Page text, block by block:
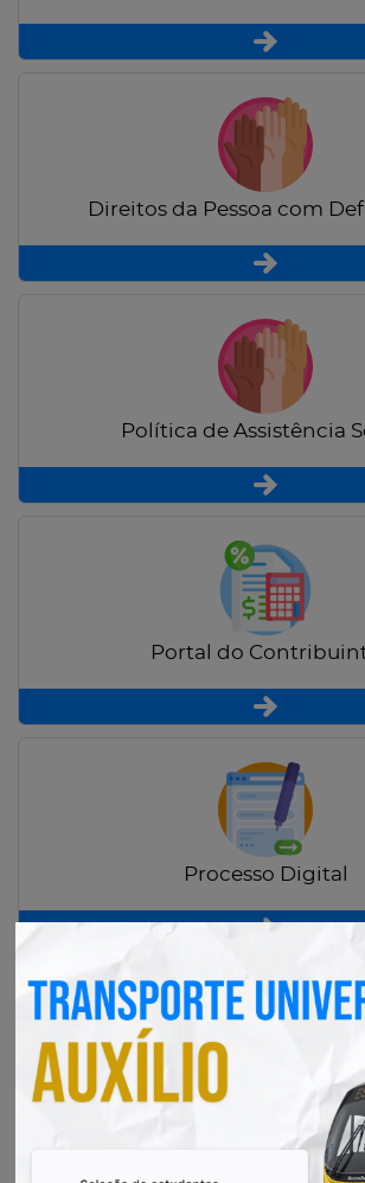
Direitos da Pessoa com
Política de Assistência
Portal do
Processo Digital
Radar Transparência